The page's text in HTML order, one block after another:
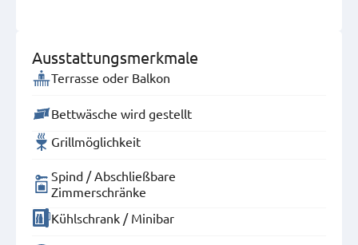
Ausstattungsmerkmale
Terrasse oder Balkon
Bettwäsche wird gestellt
Grillmöglichkeit
Spind / Abschließbare
Zimmerschränke
Kühlschrank / Minibar